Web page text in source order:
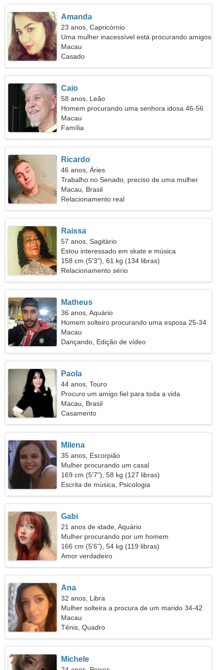
Amanda
23 anos, Capricórnio
Uma mulher inacessível está procurando amigos
Macau
Casado
Caio
58 anos, Leão
Homem procurando uma senhora idosa 46-56
Macau
Família
Ricardo
46 anos, Áries
Trabalho no Senado, preciso de uma mulher
sociável
Macau, Brasil
Relacionamento real
Raissa
57 anos, Sagitário
Estou interessado em skate e música
158 cm (5'3"), 61 kg (134 libras)
Relacionamento sério
Matheus
36 anos, Aquário
Homem solteiro procurando uma esposa 25-34
Macau
Dançando, Edição de vídeo
Paola
44 anos, Touro
Procuro um amigo fiel para toda a vida
Macau, Brasil
Casamento
Milena
35 anos, Escorpião
Mulher procurando um casal
169 cm (5'7"), 58 kg (127 libras)
Escrita de música, Psicologia
Gabi
21 anos de idade, Aquário
Mulher procurando por um homem
166 cm (5'6"), 54 kg (119 libras)
Amor verdadeiro
Ana
32 anos, Libra
Mulher solteira a procura de um marido 34-42
Macau
Tênis, Quadro
Michele